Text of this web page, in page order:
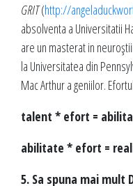
GRIT(http://
absolventa a Universitatii
are un masterat in
la Universitatea din
Mac Arthur a geniilor.
talent * efort =
abilitate * efort =
5. Sa spuna mai mult